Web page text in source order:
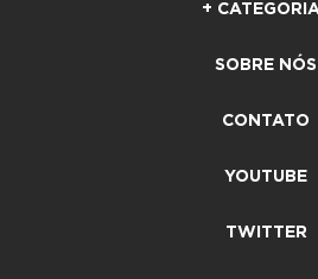
+
SOBRE NÓS
CONTATO
YOUTUBE
TWITTER